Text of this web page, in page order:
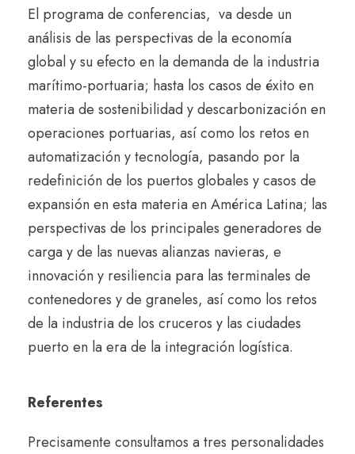
El programa de conferencias, va desde un
análisis de las perspectivas de la economía
global y su efecto en la demanda de la industria
marítimo-portuaria; hasta los casos de éxito en
materia de sostenibilidad y descarbonización en
operaciones portuarias, así como los retos en
automatización y tecnología, pasando por la
redefinición de los puertos globales y casos de
expansión en esta materia en América Latina; las
perspectivas de los principales generadores de
carga y de las nuevas alianzas navieras, e
innovación y resiliencia para las terminales de
contenedores y de graneles, así como los retos
de la industria de los cruceros y las ciudades
puerto en la era de la integración logística.
Referentes
Precisamente consultamos a tres personalidades